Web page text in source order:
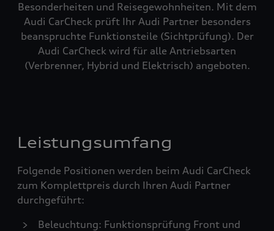
Besonderheiten und Reisegewohnheiten. Mit dem
Audi CarCheck prüft Ihr Audi Partner besonders
beanspruchte Funktionsteile (Sichtprüfung). Der
Audi CarCheck wird für alle Antriebsarten
(Verbrenner, Hybrid und Elektrisch) angeboten.
Leistungsumfang
Folgende Positionen werden beim Audi CarCheck
zum Komplettpreis durch Ihren Audi Partner
durchgeführt:
Beleuchtung: Funktionsprüfung Front und